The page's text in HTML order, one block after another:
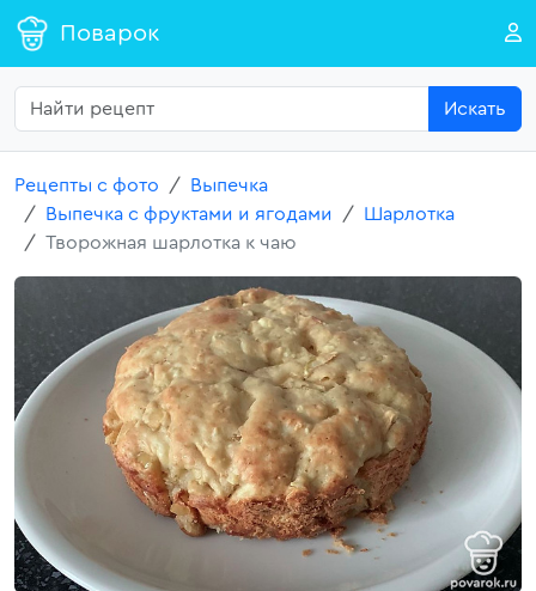
Поварок
Искать
Рецепты с фото
Выпечка
Выпечка с фруктами и ягодами
Шарлотка
Творожная шарлотка к чаю